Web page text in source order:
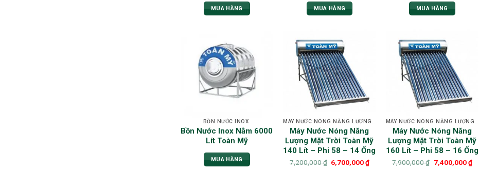
MUA HÀNG MUA HÀNG MUA HÀNG
BỒN NƯỚC INOX
Bồn Nước Inox Nằm 6000
Lít Toàn Mỹ
MUA HÀNG
Máy Nước Nóng Năng
Lượng Mặt Trời Toàn Mỹ
140 Lít – Phi 58 – 14 Ống
7,200,000₫ 6,700,000₫
Máy Nước Nóng Năng
Lượng Mặt Trời Toàn Mỹ
160 Lít – Phi 58 – 16 Ống
7,900,000₫ 7,400,000₫